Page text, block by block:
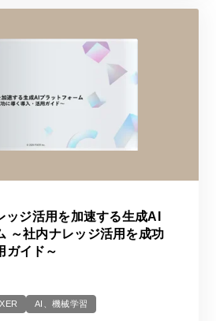
ジ活用を加速する生成AI
～社内ナレッジ活用を成功
ガイド～
AI、機械学習